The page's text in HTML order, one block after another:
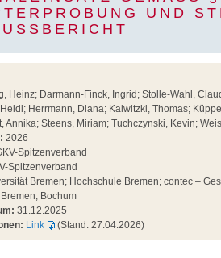
UND
Heinz; Darmann-Finck, Ingrid; Stolle-Wahl,
Herrmann, Diana; Kalwitzki, Thomas;
Annika; Steens, Miriam; Tuchczynski, Kevin;
2026
Spitzenverband
Spitzenverband
Bremen; Hochschule Bremen; contec –
Bremen; Bochum
31.12.2025
Link (Stand: 27.04.2026)